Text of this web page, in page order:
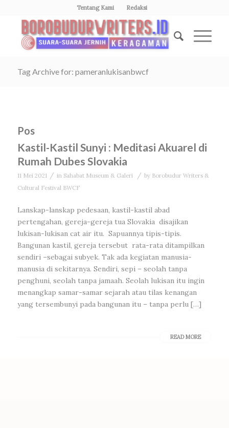
Tentang Kami Redaksi
Tag Archive for: pameranlukisanbwcf
Pos
Kastil-Kastil Sunyi : Meditasi Akuarel di
Rumah Dubes Slovakia
11 Mei 2021 / in Sahabat Museum & Galeri / by Borobudur Writers &
Cultural Festival BWCF
Lanskap-lanskap pedesaan, kastil-kastil abad
pertengahan, gereja-gereja tua Slovakia disajikan
lukisan-lukisan cat air itu. Sapuannya tipis-tipis.
Bangunan kastil, gereja tersebut rata-rata ditampilkan
sendiri –sebagai subyek. Tak ada kegiatan manusia-
manusia di sekitarnya. Sendiri, sepi – seolah tanpa
penghuni, seolah tanpa jamaah. Seolah lukisan itu ingin
menangkap samar-samar sejarah atau tilas kenangan
yang tersembunyi pada bangunan itu – tanpa perlu […]
READ MORE